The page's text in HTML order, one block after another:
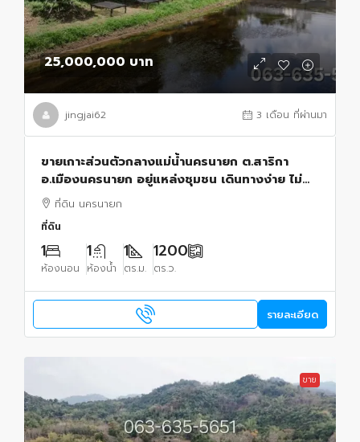
25,000,000 บาท
jingjai62 3 เดือน ที่ผ่านมา
ขายเกาะส่วนตัวกลางแม่น้ำนครนายก ต.สาริกา
อ.เมืองนครนายก อยู่แหล่งชุมชน เดินทางง่าย ไม่
ลึกลับซับซ้อน
ที่ดิน นครนายก
ที่ดิน
1
ห้องนอน
1
ห้องน้ำ
1
ตร.ม.
1200
ตร.ว.
รายละเอียด
ขาย